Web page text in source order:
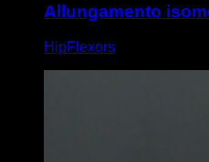
Allungamento
HipFlexors